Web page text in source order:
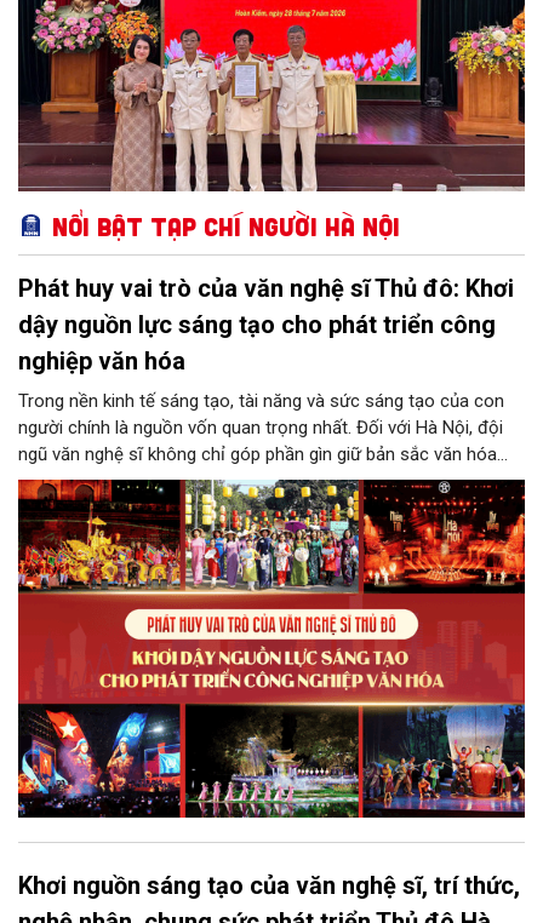
Nổi bật Tạp chí Người Hà Nội
Phát huy vai trò của văn nghệ sĩ Thủ đô: Khơi
dậy nguồn lực sáng tạo cho phát triển công
nghiệp văn hóa
Trong nền kinh tế sáng tạo, tài năng và sức sáng tạo của con
người chính là nguồn vốn quan trọng nhất. Đối với Hà Nội, đội
ngũ văn nghệ sĩ không chỉ góp phần gìn giữ bản sắc văn hóa
mà còn giữ vai trò trung tâm trong quá trình hình thành các sản
phẩm công nghiệp văn hóa có giá trị. Khơi dậy, phát huy và tạo
điều kiện để nguồn lực sáng tạo ấy phát triển sẽ là “chìa khóa”
để Hà Nội khai thác hiệu quả tiềm năng văn hóa, nâng cao năng
lực cạnh tranh và khẳng định vị thế của một trung tâm sáng tạo
trong kỷ nguyên mới.
Khơi nguồn sáng tạo của văn nghệ sĩ, trí thức,